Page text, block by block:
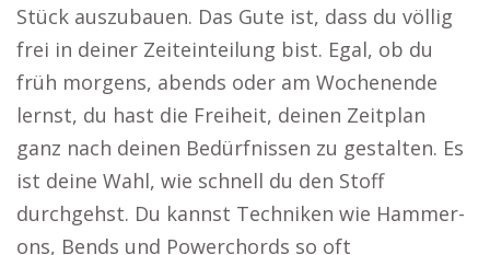
Stück auszubauen. Das Gute ist, dass du völlig
frei in deiner Zeiteinteilung bist. Egal, ob du
früh morgens, abends oder am Wochenende
lernst, du hast die Freiheit, deinen Zeitplan
ganz nach deinen Bedürfnissen zu gestalten. Es
ist deine Wahl, wie schnell du den Stoff
durchgehst. Du kannst Techniken wie Hammer-
ons, Bends und Powerchords so oft